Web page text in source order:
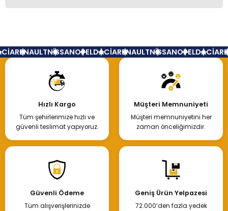
RENAULTNİSSANOPELDACİARENAULTNİSSANOPELDACİA
Hızlı Kargo
Tüm şehirlerimize hızlı ve
güvenli teslimat yapıyoruz.
Müşteri Memnuniyeti
Müşteri memnuniyetini her
zaman önceliğimizdir.
Güvenli Ödeme
Tüm alışverişlerinizde
Geniş Ürün Yelpazesi
72.000’den fazla yedek